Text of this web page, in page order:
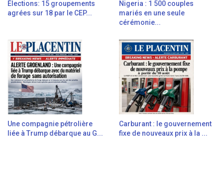
Élections: 15 groupements
agrées sur 18 par le CEP...
Nigeria : 1 500 couples
mariés en une seule
cérémonie...
Une compagnie pétrolière
liée à Trump débarque au G...
Carburant : le gouvernement
fixe de nouveaux prix à la ...